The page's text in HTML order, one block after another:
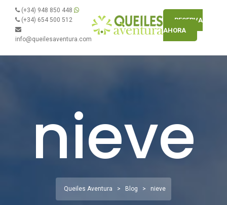
(+34) 948 850 448
(+34) 654 500 512
info@queilesaventura.com
RESERVA
AHORA
nieve
Queiles Aventura > Blog > nieve